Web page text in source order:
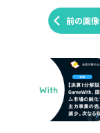
前の画像